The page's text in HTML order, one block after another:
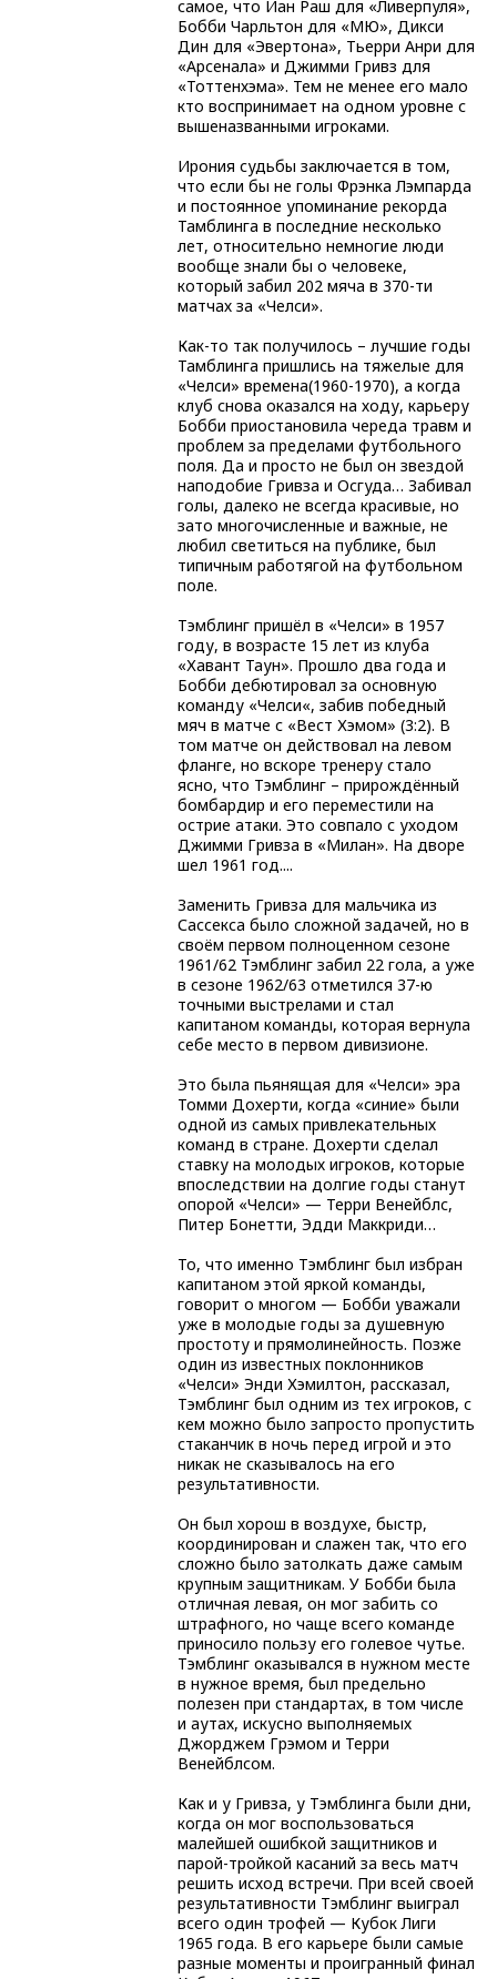
самое, что Иан Раш для «Ливерпуля»,
Бобби Чарльтон для «МЮ», Дикси
Дин для «Эвертона», Тьерри Анри для
«Арсенала» и Джимми Гривз для
«Тоттенхэма». Тем не менее его мало
кто воспринимает на одном уровне с
вышеназванными игроками.
Ирония судьбы заключается в том,
что если бы не голы Фрэнка Лэмпарда
и постоянное упоминание рекорда
Тамблинга в последние несколько
лет, относительно немногие люди
вообще знали бы о человеке,
который забил 202 мяча в 370-ти
матчах за «Челси».
Как-то так получилось – лучшие годы
Тамблинга пришлись на тяжелые для
«Челси» времена(1960-1970), а когда
клуб снова оказался на ходу, карьеру
Бобби приостановила череда травм и
проблем за пределами футбольного
поля. Да и просто не был он звездой
наподобие Гривза и Осгуда… Забивал
голы, далеко не всегда красивые, но
зато многочисленные и важные, не
любил светиться на публике, был
типичным работягой на футбольном
поле.
Тэмблинг пришёл в «Челси» в 1957
году, в возрасте 15 лет из клуба
«Хавант Таун». Прошло два года и
Бобби дебютировал за основную
команду «Челси«, забив победный
мяч в матче с «Вест Хэмом» (3:2). В
том матче он действовал на левом
фланге, но вскоре тренеру стало
ясно, что Тэмблинг – прирождённый
бомбардир и его переместили на
острие атаки. Это совпало с уходом
Джимми Гривза в «Милан». На дворе
шел 1961 год....
Заменить Гривза для мальчика из
Сассекса было сложной задачей, но в
своём первом полноценном сезоне
1961/62 Тэмблинг забил 22 гола, а уже
в сезоне 1962/63 отметился 37-ю
точными выстрелами и стал
капитаном команды, которая вернула
себе место в первом дивизионе.
Это была пьянящая для «Челси» эра
Томми Дохерти, когда «синие» были
одной из самых привлекательных
команд в стране. Дохерти сделал
ставку на молодых игроков, которые
впоследствии на долгие годы станут
опорой «Челси» — Терри Венейблс,
Питер Бонетти, Эдди Маккриди…
То, что именно Тэмблинг был избран
капитаном этой яркой команды,
говорит о многом — Бобби уважали
уже в молодые годы за душевную
простоту и прямолинейность. Позже
один из известных поклонников
«Челси» Энди Хэмилтон, рассказал,
Тэмблинг был одним из тех игроков, с
кем можно было запросто пропустить
стаканчик в ночь перед игрой и это
никак не сказывалось на его
результативности.
Он был хорош в воздухе, быстр,
координирован и слажен так, что его
сложно было затолкать даже самым
крупным защитникам. У Бобби была
отличная левая, он мог забить со
штрафного, но чаще всего команде
приносило пользу его голевое чутье.
Тэмблинг оказывался в нужном месте
в нужное время, был предельно
полезен при стандартах, в том числе
и аутах, искусно выполняемых
Джорджем Грэмом и Терри
Венейблсом.
Как и у Гривза, у Тэмблинга были дни,
когда он мог воспользоваться
малейшей ошибкой защитников и
парой-тройкой касаний за весь матч
решить исход встречи. При всей своей
результативности Тэмблинг выиграл
всего один трофей — Кубок Лиги
1965 года. В его карьере были самые
разные моменты и проигранный финал